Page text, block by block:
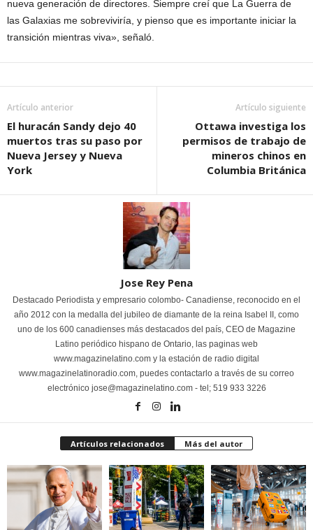
nueva generación de directores. Siempre creí que La Guerra de
las Galaxias me sobreviviría, y pienso que es importante iniciar la
transición mientras viva», señaló.
Artículo anterior
El huracán Sandy dejo 40
muertos tras su paso por
Nueva Jersey y Nueva
York
Artículo siguiente
Ottawa investiga los
permisos de trabajo de
mineros chinos en
Columbia Británica
Jose Rey Pena
Destacado Periodista y empresario colombo- Canadiense, reconocido en el
año 2012 con la medalla del jubileo de diamante de la reina Isabel II, como
uno de los 600 canadienses más destacados del país, CEO de Magazine
Latino periódico hispano de Ontario, las paginas web
www.magazinelatino.com y la estación de radio digital
www.magazinelatinoradio.com, puedes contactarlo a través de su correo
electrónico jose@magazinelatino.com - tel; 519 933 3226
Artículos relacionados Más del autor